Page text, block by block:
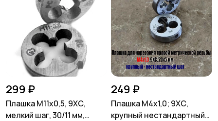
299 ₽
Плашка М11х0,5, 9ХС,
мелкий шаг, 30/11 мм,
249 ₽
Плашка М4х1,0; 9ХС,
крупный нестандартный